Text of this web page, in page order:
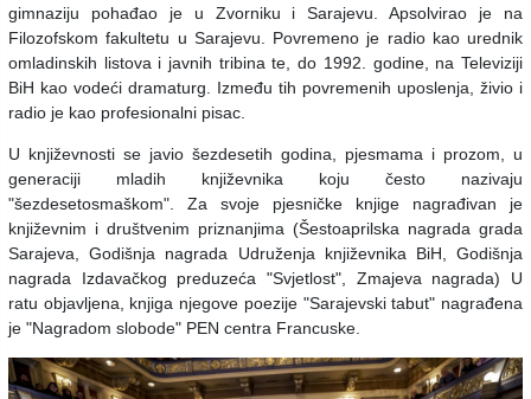
gimnaziju pohađao je u Zvorniku i Sarajevu. Apsolvirao je na
Filozofskom fakultetu u Sarajevu. Povremeno je radio kao urednik
omladinskih listova i javnih tribina te, do 1992. godine, na Televiziji
BiH kao vodeći dramaturg. Između tih povremenih uposlenja, živio i
radio je kao profesionalni pisac.
U književnosti se javio šezdesetih godina, pjesmama i prozom, u
generaciji mladih književnika koju često nazivaju
"šezdesetosmaškom". Za svoje pjesničke knjige nagrađivan je
književnim i društvenim priznanjima (Šestoaprilska nagrada grada
Sarajeva, Godišnja nagrada Udruženja književnika BiH, Godišnja
nagrada Izdavačkog preduzeća "Svjetlost", Zmajeva nagrada) U
ratu objavljena, knjiga njegove poezije "Sarajevski tabut" nagrađena
je "Nagradom slobode" PEN centra Francuske.